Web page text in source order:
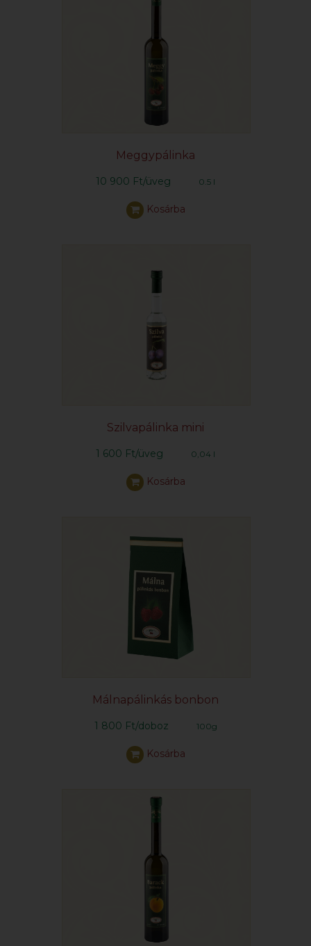
Meggypálinka
10 900 Ft/üveg 0.5 l
Kosárba
Szilvapálinka mini
1 600 Ft/üveg 0,04 l
Kosárba
Málnapálinkás bonbon
1 800 Ft/doboz 100g
Kosárba